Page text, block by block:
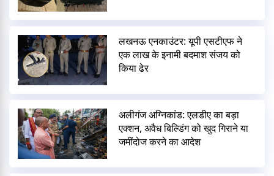
लखनऊ एनकाउंटर: यूपी एसटीएफ ने
एक लाख के इनामी बदमाश संजय को
किया ढेर
अलीगंज अग्निकांड: एलडीए का बड़ा
एक्शन, अवैध बिल्डिंग को खुद गिराने या
जमींदोज करने का आदेश